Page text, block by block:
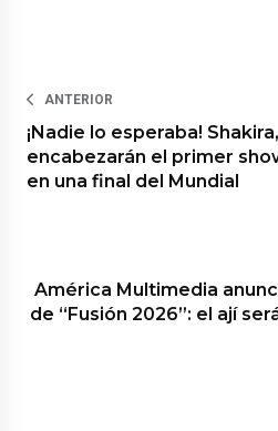
ANTERIOR
¡Nadie lo esperaba!
encabezarán el primer
en una final del Mundial
América Multimedia
de “Fusión 2026”: el ají